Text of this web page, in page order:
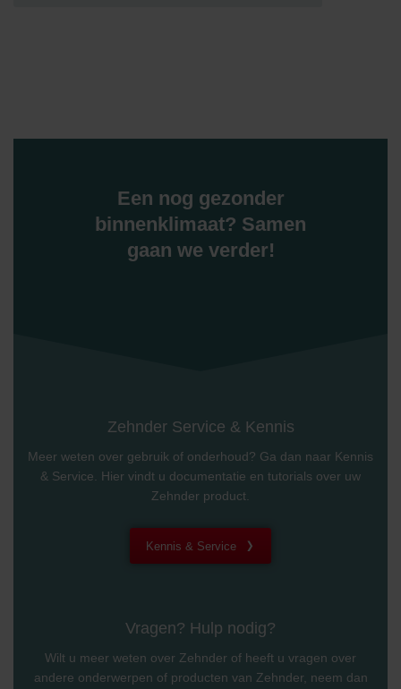
Een nog gezonder
binnenklimaat? Samen
gaan we verder!
Zehnder Service & Kennis
Meer weten over gebruik of onderhoud? Ga dan naar Kennis
& Service. Hier vindt u documentatie en tutorials over uw
Zehnder product.
Kennis & Service
Vragen? Hulp nodig?
Wilt u meer weten over Zehnder of heeft u vragen over
andere onderwerpen of producten van Zehnder, neem dan